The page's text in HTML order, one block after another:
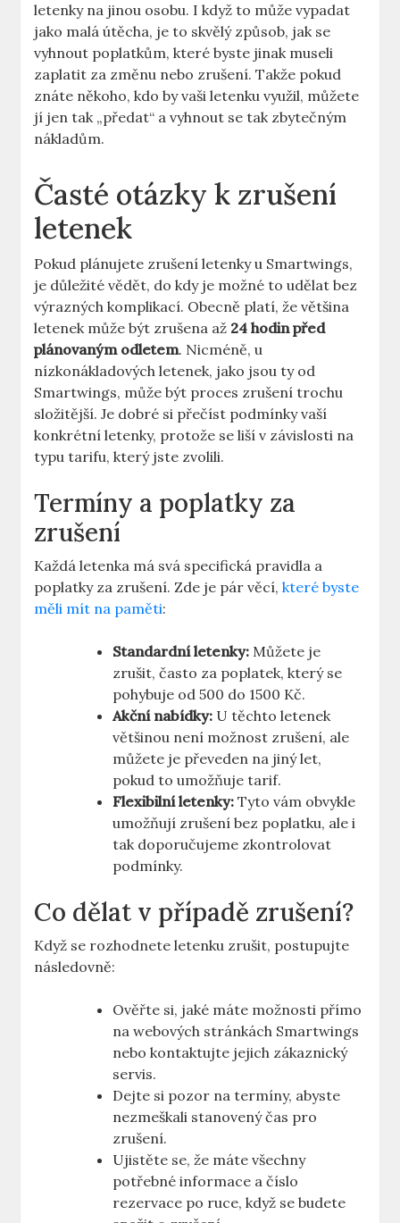
letenky na jinou osobu. I když to může vypadat
jako malá útěcha, je to skvělý způsob, jak se
vyhnout poplatkům, které byste jinak museli
zaplatit za změnu nebo zrušení. Takže pokud
znáte někoho, kdo by vaši letenku využil, můžete
jí jen tak „předat“ a vyhnout se tak zbytečným
nákladům.
Časté otázky k zrušení
letenek
Pokud plánujete zrušení letenky u Smartwings,
je důležité vědět, do kdy je možné to udělat bez
výrazných komplikací. Obecně platí, že většina
letenek může být zrušena až 24 hodin před
plánovaným odletem. Nicméně, u
nízkonákladových letenek, jako jsou ty od
Smartwings, může být proces zrušení trochu
složitější. Je dobré si přečíst podmínky vaší
konkrétní letenky, protože se liší v závislosti na
typu tarifu, který jste zvolili.
Termíny a poplatky za
zrušení
Každá letenka má svá specifická pravidla a
poplatky za zrušení. Zde je pár věcí,které byste
měli mít na paměti:
Standardní letenky: Můžete je
zrušit, často za poplatek, který se
pohybuje od 500 do 1500 Kč.
Akční nabídky: U těchto letenek
většinou není možnost zrušení, ale
můžete je převeden na jiný let,
pokud to umožňuje tarif.
Flexibilní letenky: Tyto vám obvykle
umožňují zrušení bez poplatku, ale i
tak doporučujeme zkontrolovat
podmínky.
Co dělat v případě zrušení?
Když se rozhodnete letenku zrušit, postupujte
následovně:
Ověřte si, jaké máte možnosti přímo
na webových stránkách Smartwings
nebo kontaktujte jejich zákaznický
servis.
Dejte si pozor na termíny, abyste
nezmeškali stanovený čas pro
zrušení.
Ujistěte se, že máte všechny
potřebné informace a číslo
rezervace po ruce, když se budete